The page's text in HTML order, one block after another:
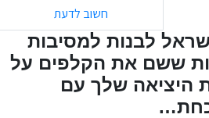
חשוב לדעת
לבנות למסיבות
ששם את הקלפים על
היציאה שלך עם